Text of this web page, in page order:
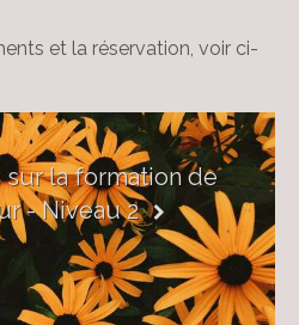
et la réservation, voir ci-
sur la formation de
- Niveau 2